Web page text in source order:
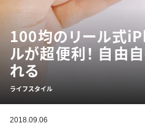
100均のリール式
ルが超便利！ 自由
れる
ライフスタイル
2018.09.06